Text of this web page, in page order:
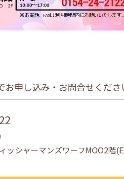
お申し込み・お問合せくださ
ッシャーマンズワーフMOO2階